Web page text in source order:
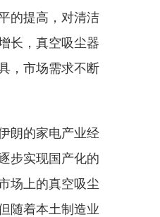
的提高，对清洁
长，真空吸尘器
，市场需求不断
朗的家电产业经
步实现国产化的
场上的真空吸尘
随着本土制造业